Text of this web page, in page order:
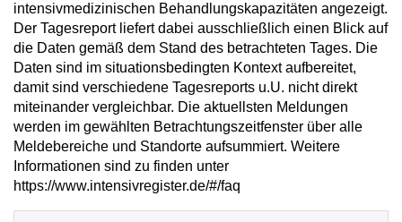
intensivmedizinischen Behandlungskapazitäten angezeigt.
Der Tagesreport liefert dabei ausschließlich einen Blick auf
die Daten gemäß dem Stand des betrachteten Tages. Die
Daten sind im situationsbedingten Kontext aufbereitet,
damit sind verschiedene Tagesreports u.U. nicht direkt
miteinander vergleichbar. Die aktuellsten Meldungen
werden im gewählten Betrachtungszeitfenster über alle
Meldebereiche und Standorte aufsummiert. Weitere
Informationen sind zu finden unter
https://www.intensivregister.de/#/faq